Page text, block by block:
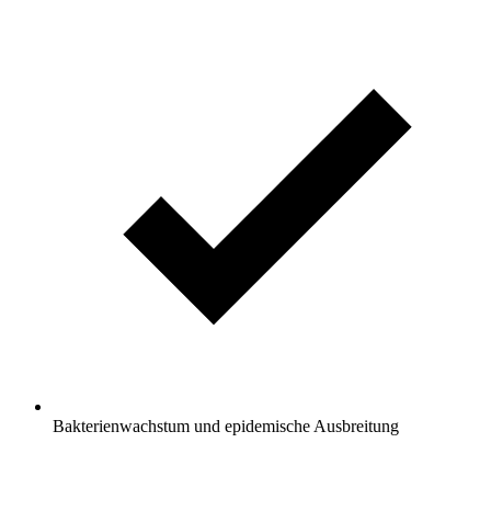
Bakterienwachstum und epidemische Ausbreitung